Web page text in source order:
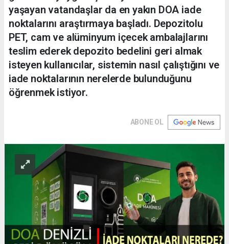
yaşayan vatandaşlar da en yakın DOA iade
noktalarını araştırmaya başladı. Depozitolu
PET, cam ve alüminyum içecek ambalajlarını
teslim ederek depozito bedelini geri almak
isteyen kullanıcılar, sistemin nasıl çalıştığını ve
iade noktalarının nerelerde bulunduğunu
öğrenmek istiyor.
ABONE OL